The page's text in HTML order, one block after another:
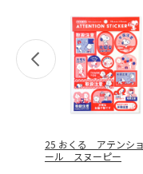
25 おくる アテンシ
ール スヌーピー